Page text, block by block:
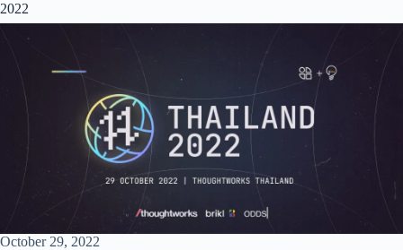
2022
October 29, 2022